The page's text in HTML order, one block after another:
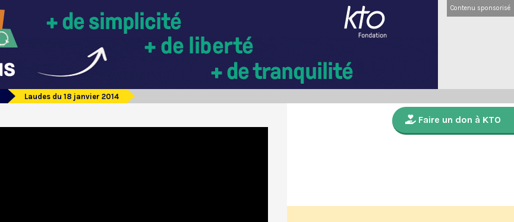
Contenu sponsorisé
Laudes du 18 janvier 2014
Faire un don à KTO